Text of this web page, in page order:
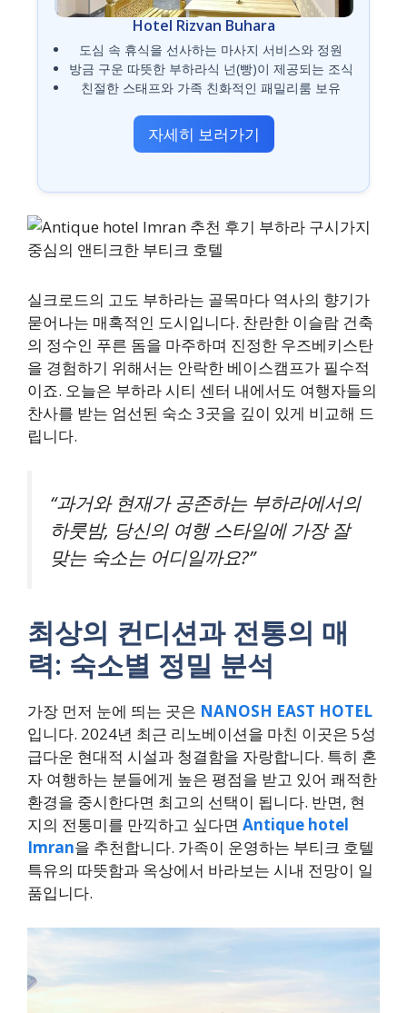
Hotel Rizvan Buhara
도심 속 휴식을 선사하는 마사지 서비스와 정원
방금 구운 따뜻한 부하라식 넌(빵)이 제공되는 조식
친절한 스태프와 가족 친화적인 패밀리룸 보유
자세히 보러가기
실크로드의 고도 부하라는 골목마다 역사의 향기가
묻어나는 매혹적인 도시입니다. 찬란한 이슬람 건축
의 정수인 푸른 돔을 마주하며 진정한 우즈베키스탄
을 경험하기 위해서는 안락한 베이스캠프가 필수적
이죠. 오늘은 부하라 시티 센터 내에서도 여행자들의
찬사를 받는 엄선된 숙소 3곳을 깊이 있게 비교해 드
립니다.
“과거와 현재가 공존하는 부하라에서의
하룻밤, 당신의 여행 스타일에 가장 잘
맞는 숙소는 어디일까요?”
최상의 컨디션과 전통의 매
력: 숙소별 정밀 분석
가장 먼저 눈에 띄는 곳은 NANOSH EAST HOTEL
입니다. 2024년 최근 리노베이션을 마친 이곳은 5성
급다운 현대적 시설과 청결함을 자랑합니다. 특히 혼
자 여행하는 분들에게 높은 평점을 받고 있어 쾌적한
환경을 중시한다면 최고의 선택이 됩니다. 반면, 현
지의 전통미를 만끽하고 싶다면 Antique hotel
Imran을 추천합니다. 가족이 운영하는 부티크 호텔
특유의 따뜻함과 옥상에서 바라보는 시내 전망이 일
품입니다.